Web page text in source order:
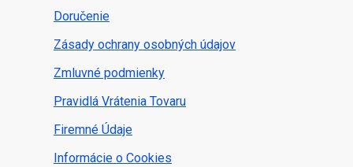
Doručenie
Zásady ochrany osobných údajov
Zmluvné podmienky
Pravidlá Vrátenia Tovaru
Firemné Údaje
Informácie o Cookies